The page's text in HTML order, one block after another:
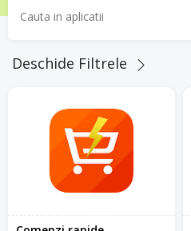
Deschide Filtrele